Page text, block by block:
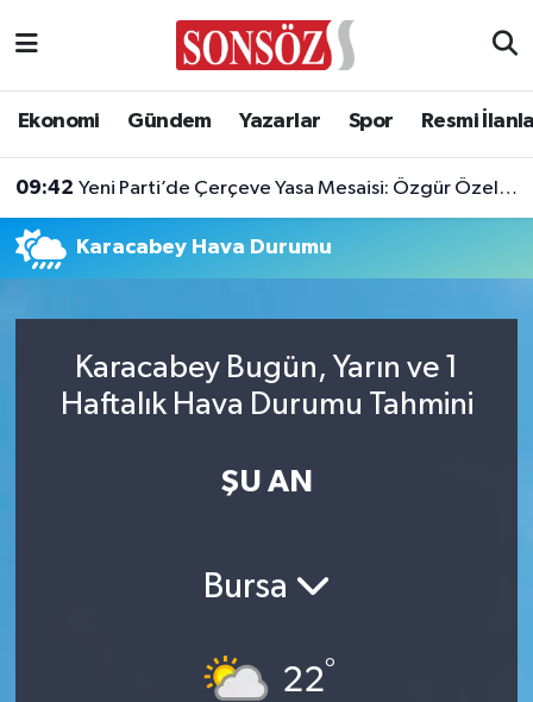
Ekonomi Gündem Yazarlar Spor Resmi
09:42 Yeni Parti’de Çerçeve Yasa Mesaisi: Özgür Özel Tutumunu Açıklayacak!
Karacabey Hava Durumu
Karacabey Bugün, Yarın ve 1
Haftalık Hava Durumu Tahmini
ŞU AN
Bursa
22°
Asayiş
Diğer
Ankara Nöbetçi Eczaneler
Tüm Manşetler